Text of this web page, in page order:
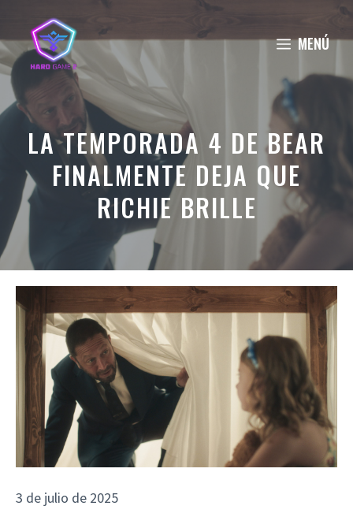
contenido
MENÚ
LA TEMPORADA 4 DE BEAR
FINALMENTE DEJA QUE
RICHIE BRILLE
3 de julio de 2025